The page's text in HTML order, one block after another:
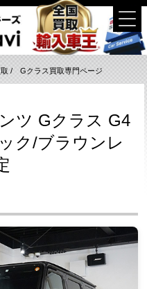
/Gクラス買取専門ページ
ツ Gクラス G4
ク/ブラウンレ